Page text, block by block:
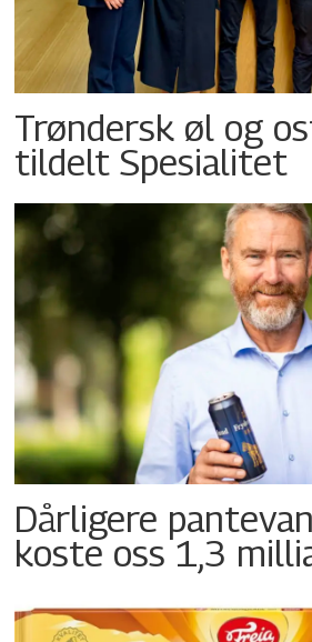
Trøndersk øl og
tildelt Spesialitet
Dårligere
koste oss 1,3